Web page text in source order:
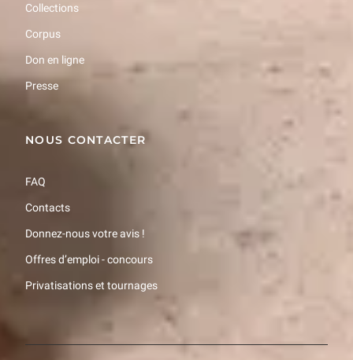
Collections
Corpus
Don en ligne
Presse
NOUS CONTACTER
FAQ
Contacts
Donnez-nous votre avis !
Offres d’emploi - concours
Privatisations et tournages